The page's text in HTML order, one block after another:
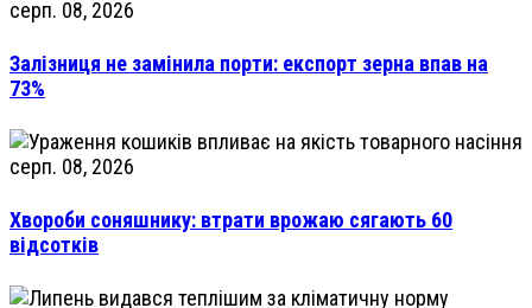
серп. 08, 2026
Залізниця не замінила порти: експорт зерна впав на
73%
серп. 08, 2026
Хвороби соняшнику: втрати врожаю сягають 60
відсотків